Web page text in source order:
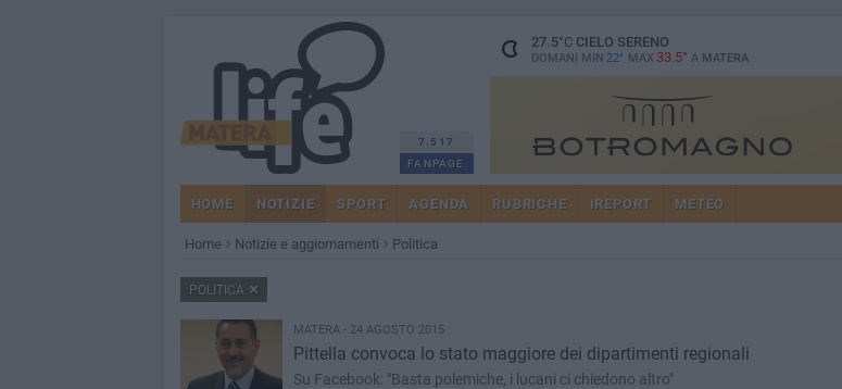
7.517
FANPAGE
27.5°CCIELO SERENO
DOMANI MIN 22° MAX 33.5° A MATERA
HOME NOTIZIE SPORT AGENDA RUBRICHE IREPORT METEO
Home Notizie e aggiornamenti Politica
POLITICA
MATERA - 24 AGOSTO 2015
Pittella convoca lo stato maggiore dei dipartimenti regionali
Su Facebook: "Basta polemiche, i lucani ci chiedono altro"